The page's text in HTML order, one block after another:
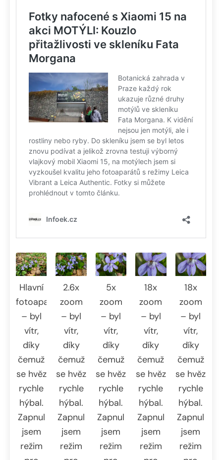
Hlavní
fotoaparát
– byl
vítr,
díky
čemuž
se hvěz
rychle
hýbal.
Zapnul
jsem
režim
2.6x
zoom
– byl
vítr,
díky
čemuž
se hvěz
rychle
hýbal.
Zapnul
jsem
režim
5x
zoom
– byl
vítr,
díky
čemuž
se hvěz
rychle
hýbal.
Zapnul
jsem
režim
18x
zoom
– byl
vítr,
díky
čemuž
se hvěz
rychle
hýbal.
Zapnul
jsem
režim
18x
zoom
– byl
vítr,
díky
čemuž
se hvěz
rychle
hýbal.
Zapnul
jsem
režim